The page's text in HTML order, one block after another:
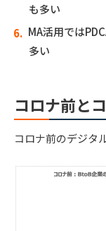
も多い
MA活用では
多い
コロナ前と
コロナ前のデジタ